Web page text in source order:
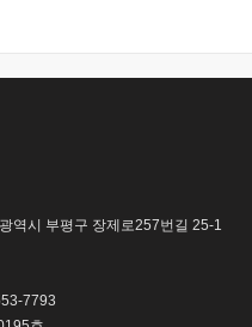
역시 부평구 장제로257번길 25-1
7793